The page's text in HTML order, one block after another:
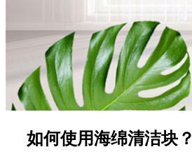
如何使用海绵清洁块？